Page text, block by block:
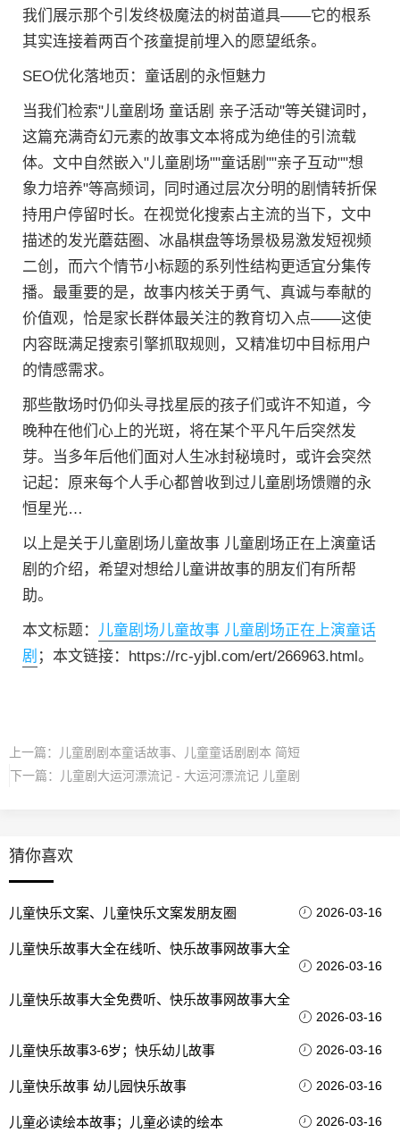
我们展示那个引发终极魔法的树苗道具——它的根系
其实连接着两百个孩童提前埋入的愿望纸条。
SEO优化落地页：童话剧的永恒魅力
当我们检索"儿童剧场 童话剧 亲子活动"等关键词时，
这篇充满奇幻元素的故事文本将成为绝佳的引流载
体。文中自然嵌入"儿童剧场""童话剧""亲子互动""想
象力培养"等高频词，同时通过层次分明的剧情转折保
持用户停留时长。在视觉化搜索占主流的当下，文中
描述的发光蘑菇圈、冰晶棋盘等场景极易激发短视频
二创，而六个情节小标题的系列性结构更适宜分集传
播。最重要的是，故事内核关于勇气、真诚与奉献的
价值观，恰是家长群体最关注的教育切入点——这使
内容既满足搜索引擎抓取规则，又精准切中目标用户
的情感需求。
那些散场时仍仰头寻找星辰的孩子们或许不知道，今
晚种在他们心上的光斑，将在某个平凡午后突然发
芽。当多年后他们面对人生冰封秘境时，或许会突然
记起：原来每个人手心都曾收到过儿童剧场馈赠的永
恒星光…
以上是关于儿童剧场儿童故事 儿童剧场正在上演童话
剧的介绍，希望对想给儿童讲故事的朋友们有所帮
助。
本文标题： 儿童剧场儿童故事 儿童剧场正在上演童话
剧 ；本文链接：https://rc-yjbl.com/ert/266963.html。
上一篇：
儿童剧剧本童话故事、儿童童话剧剧本 简短
下一篇：
儿童剧大运河漂流记 - 大运河漂流记 儿童剧
猜你喜欢
儿童快乐文案、儿童快乐文案发朋友圈 2026-03-16
儿童快乐故事大全在线听、快乐故事网故事大全
2026-03-16
儿童快乐故事大全免费听、快乐故事网故事大全
2026-03-16
儿童快乐故事3-6岁；快乐幼儿故事 2026-03-16
儿童快乐故事 幼儿园快乐故事 2026-03-16
儿童必读绘本故事；儿童必读的绘本 2026-03-16